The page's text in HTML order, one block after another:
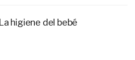
La higiene del bebé